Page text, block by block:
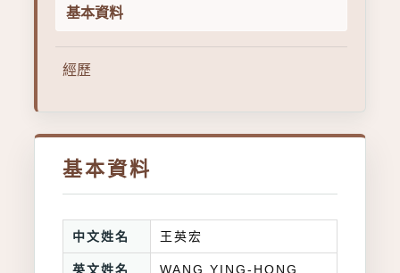
基本資料
經歷
基本資料
中文姓名 王英宏
英文姓名 WANG YING-HONG